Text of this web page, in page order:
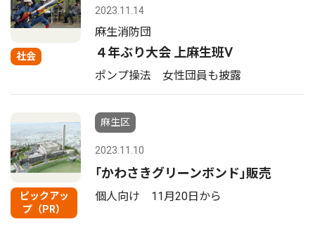
社会
2023.11.14
麻生消防団
４年ぶり大会 上麻生班Ⅴ
ポンプ操法 女性団員も披露
ピックアッ
プ（PR）
麻生区
2023.11.10
｢かわさきグリーンボンド｣販売
個人向け 11月20日から